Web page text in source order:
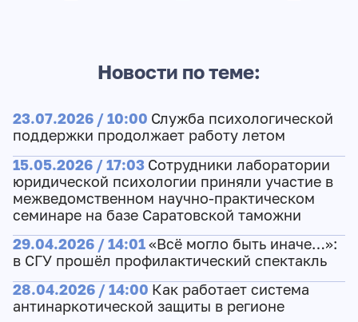
Новости по теме:
23.07.2026 / 10:00 Служба психологической
поддержки продолжает работу летом
15.05.2026 / 17:03 Сотрудники лаборатории
юридической психологии приняли участие в
межведомственном научно-практическом
семинаре на базе Саратовской таможни
29.04.2026 / 14:01«Всё могло быть иначе…»:
в СГУ прошёл профилактический спектакль
28.04.2026 / 14:00 Как работает система
антинаркотической защиты в регионе